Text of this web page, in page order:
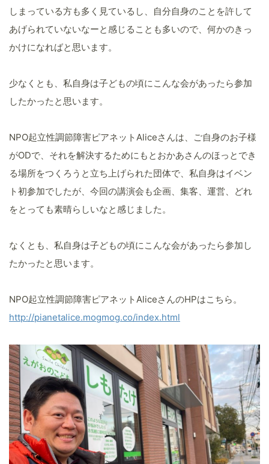
しまっている方も多く見ているし、自分自身のことを許して
あげられていないなーと感じることも多いので、何かのきっ
かけになればと思います。
少なくとも、私自身は子どもの頃にこんな会があったら参加
したかったと思います。
NPO起立性調節障害ピアネットAliceさんは、ご自身のお子様
がODで、それを解決するためにもとおかあさんのほっとでき
る場所をつくろうと立ち上げられた団体で、私自身はイベン
ト初参加でしたが、今回の講演会も企画、集客、運営、どれ
をとっても素晴らしいなと感じました。
なくとも、私自身は子どもの頃にこんな会があったら参加し
たかったと思います。
NPO起立性調節障害ピアネットAliceさんのHPはこちら。
http://pianetalice.mogmog.co/index.html